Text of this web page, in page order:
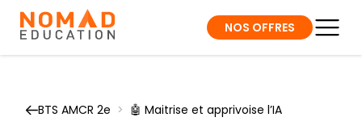
NOS OFFRES
BTS AMCR 2e > 🤖 Maitrise et apprivoise l’IA